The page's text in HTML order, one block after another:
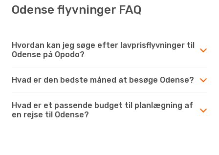
Odense flyvninger FAQ
Hvordan kan jeg søge efter lavprisflyvninger til
Odense på Opodo?
Hvad er den bedste måned at besøge Odense?
Hvad er et passende budget til planlægning af
en rejse til Odense?